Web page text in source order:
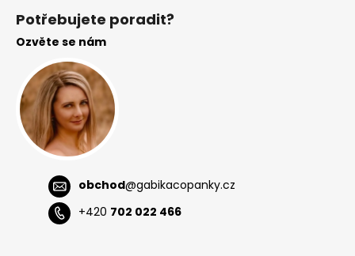
Potřebujete poradit?
Ozvěte se nám
obchod@gabikacopanky.cz
+420 702 022 466